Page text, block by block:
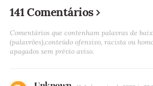
141 Comentários
Comentários que contenham palavras de
(palavrões),conteúdo ofensivo, racista ou
apagados sem prévio aviso.